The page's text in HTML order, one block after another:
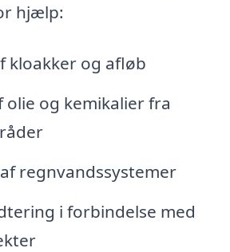
hjælp:
kloakker og afløb
olie og kemikalier fra
regnvandssystemer
i forbindelse med